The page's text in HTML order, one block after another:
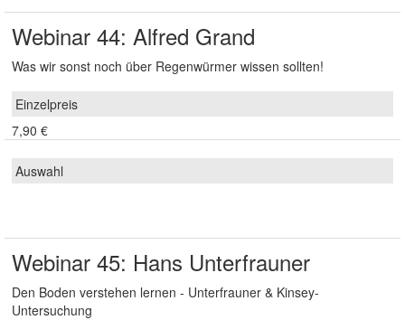
Webinar 44: Alfred Grand
Was wir sonst noch über Regenwürmer wissen sollten!
7,90 €
Webinar 45: Hans Unterfrauner
Den Boden verstehen lernen - Unterfrauner & Kinsey-
Untersuchung